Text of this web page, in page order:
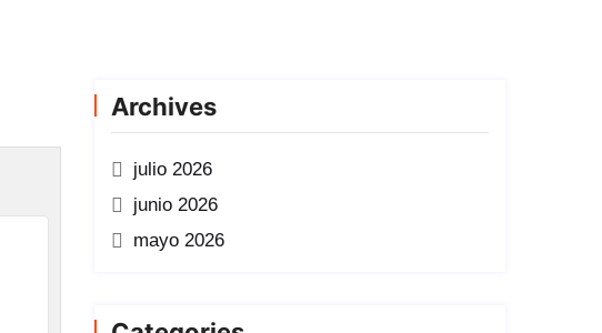
Archives
julio 2026
junio 2026
mayo 2026